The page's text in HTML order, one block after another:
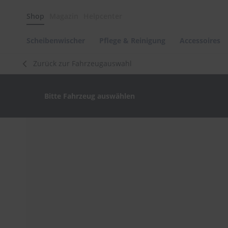
Shop
Polituren
&
Autowellness
Zurück zur Fahrzeugauswahl
Bitte Fahrzeug auswählen